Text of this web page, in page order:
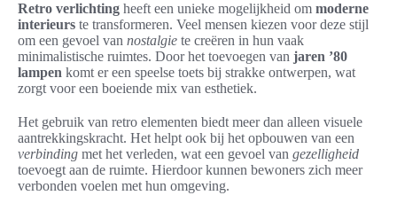
Retro verlichting heeft een unieke mogelijkheid om moderne
interieurs te transformeren. Veel mensen kiezen voor deze stijl
om een gevoel van nostalgie te creëren in hun vaak
minimalistische ruimtes. Door het toevoegen van jaren ’80
lampen komt er een speelse toets bij strakke ontwerpen, wat
zorgt voor een boeiende mix van esthetiek.
Het gebruik van retro elementen biedt meer dan alleen visuele
aantrekkingskracht. Het helpt ook bij het opbouwen van een
verbinding met het verleden, wat een gevoel van gezelligheid
toevoegt aan de ruimte. Hierdoor kunnen bewoners zich meer
verbonden voelen met hun omgeving.